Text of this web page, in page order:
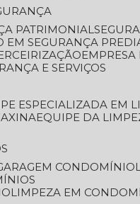
PATRIMONIAL
EM SEGURANÇA
E SERVIÇOS
ESPECIALIZADA EM
EQUIPE DA
CONDOMÍNIO
LIMPEZA EM